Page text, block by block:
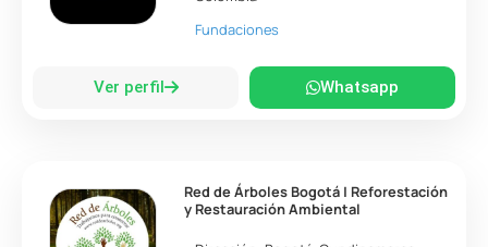
Fundaciones
Ver perfil Whatsapp
Red de Árboles Bogotá | Reforestación
y Restauración Ambiental